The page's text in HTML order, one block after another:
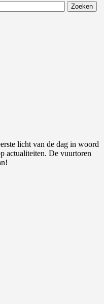
licht van de dag in woord
actualiteiten. De vuurtoren